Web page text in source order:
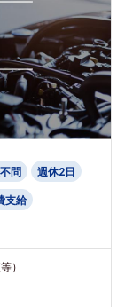
問 週休2日
支給
）